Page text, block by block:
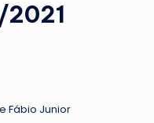
Fábio Junior